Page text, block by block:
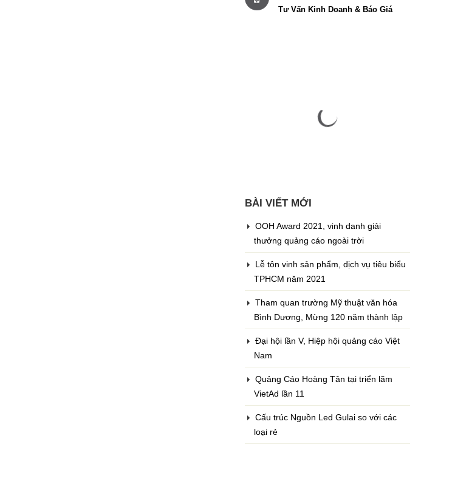
Tư Vấn Kinh Doanh & Báo Giá
BÀI VIẾT MỚI
OOH Award 2021, vinh danh giải
thưởng quảng cáo ngoài trời
Lễ tôn vinh sản phẩm, dịch vụ tiêu biểu
TPHCM năm 2021
Tham quan trường Mỹ thuật văn hóa
Bình Dương, Mừng 120 năm thành lập
Đại hội lần V, Hiệp hội quảng cáo Việt
Nam
Quảng Cáo Hoàng Tân tại triển lãm
VietAd lần 11
Cấu trúc Nguồn Led Gulai so với các
loại rẻ